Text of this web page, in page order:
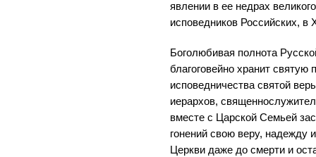
явлении в ее недрах
исповедников Российских, в
Боголюбивая полнота
благоговейно хранит святую
исповедничества святой
иерархов,
вместе с Царской Семьей
гонений свою веру, надежду
Церкви даже до смерти и